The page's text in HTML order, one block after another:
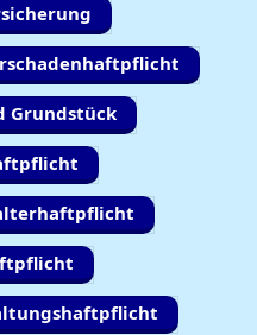
Grundstück